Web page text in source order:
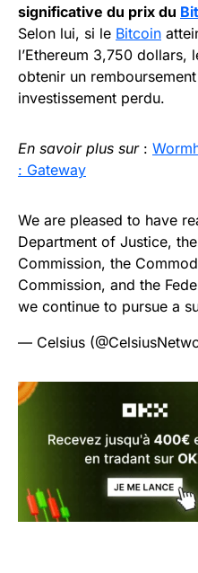
significative du prix du
Selon lui, si le Bitcoin
l’Ethereum 3,750 dollars,
obtenir un
investissement perdu.
En savoir plus sur:
: Gateway
We are pleased to have
Department of Justice,
Commission, the
Commission, and the
we continue to pursue a
— Celsius